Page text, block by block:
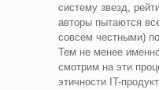
систему звезд,
авторы пытаются
совсем честными)
Тем не менее
смотрим на эти
этичности IT-